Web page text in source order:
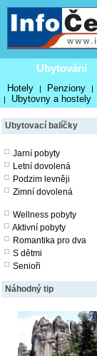
Ubytování
Hotely | Penziony |
| Ubytovny a hostely
Ubytovací balíčky
Jarní pobyty
Letní dovolená
Podzim levněji
Zimní dovolená
Wellness pobyty
Aktivní pobyty
Romantika pro dva
S dětmi
Senioři
Náhodný tip